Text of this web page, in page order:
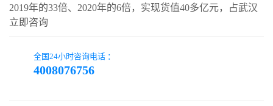
2019年的33倍、2020年的6倍，实现货值40多亿元，占武汉
立即咨询
全国24小时咨询电话 ：
4008076756